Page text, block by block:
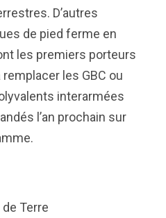
D’autres
de pied ferme en
les premiers porteurs
les GBC ou
interarmées
l’an prochain sur
Terre